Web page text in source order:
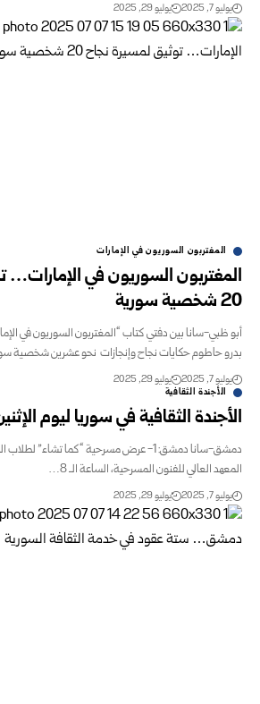
يوليو 7, 2025 يوليو 29, 2025
المغتربون السوريون في الإمارات
المغتربون السوريون في الإمارات…
20 شخصية سورية
أبو ظبي-سانا بين دفتي كتاب “المغتربون السوريون في
بدرو حاطوم حكايات نجاح وإنجازات نحو عشرين شخصية
يوليو 7, 2025 يوليو 29, 2025
الأجندة الثقافية
الأجندة الثقافية في سوريا ليوم الإثنين 7 تموز
دمشق-سانا دمشق: 1- عرض مسرحية “كما تشاء”
المعهد العالي للفنون المسرحية، الساعة الـ 8…
يوليو 7, 2025 يوليو 29, 2025